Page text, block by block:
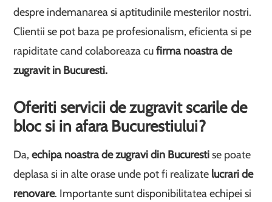
despre indemanarea si aptitudinile mesterilor nostri.
Clientii se pot baza pe profesionalism, eficienta si pe
rapiditate cand colaboreaza cufirma noastra de
zugravit in Bucuresti.
Oferitiservicii de zugravitscarile de
blocsi in afara Bucurestiului?
Da,echipa noastra de zugravi din Bucurestise poate
deplasa si in alte orase unde pot fi realizate lucrari de
renovare. Importante sunt disponibilitatea echipei si